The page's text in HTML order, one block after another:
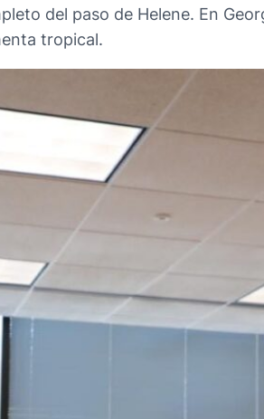
del paso de Helene. En
tropical.